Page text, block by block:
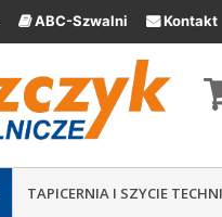
ABC-Szwalni Kontakt
TAPICERNIA I SZYCIE